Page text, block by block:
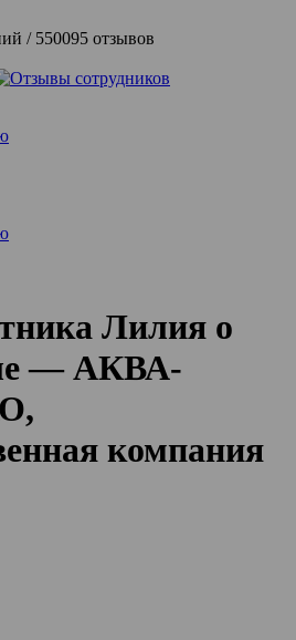
223639 компаний / 550095 отзывов
Лилия о
— АКВА-
компания